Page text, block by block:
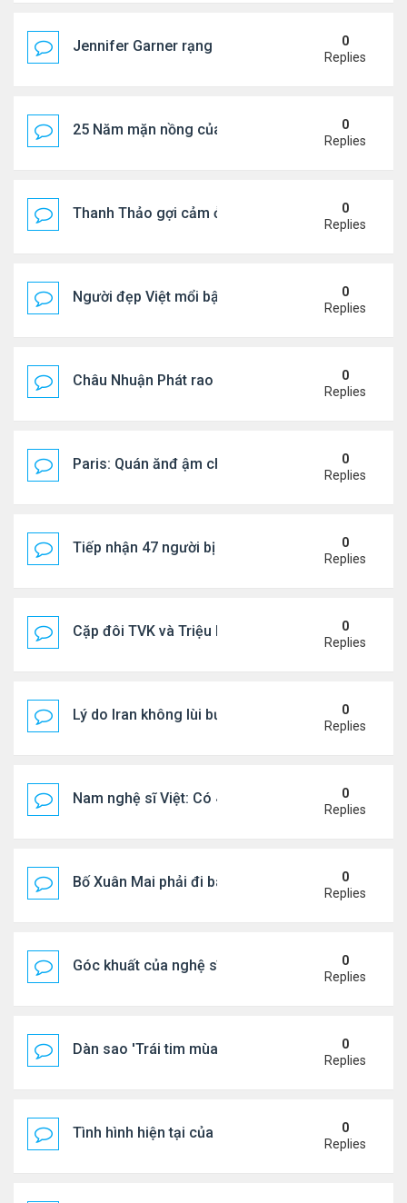
Jennifer Garner rạng rỡ bên bạn trai kém 6 tuổi
0
Replies
25 Năm mặn nồng của 'Điệp viên 007'
0
Replies
Thanh Thảo gợi cảm ở tuổi 49
0
Replies
Người đẹp Việt mổi bật giữa dàn sao châu Á
0
Replies
Châu Nhuận Phát rao bán tài sản
0
Replies
Paris: Quán ănđ ậm chất Việt đông kín khách chờ
0
Replies
Tiếp nhận 47 người bị Mỹ trục xuất, Công an
0
Replies
Cặp đôi TVK và Triệu Mẫn được yêu thích nhất
0
Replies
Lý do Iran không lùi bước trước lời đe dọa của
0
Replies
Nam nghệ sĩ Việt: Có 4 nhà ở Pháp, sống gần
0
Replies
Bố Xuân Mai phải đi bán cơm ở Mỹ
0
Replies
Góc khuất của nghệ sĩ Hoài Tâm
0
Replies
Dàn sao 'Trái tim mùa thu' sau 26 năm
0
Replies
Tình hình hiện tại của Quang Lê
0
Replies